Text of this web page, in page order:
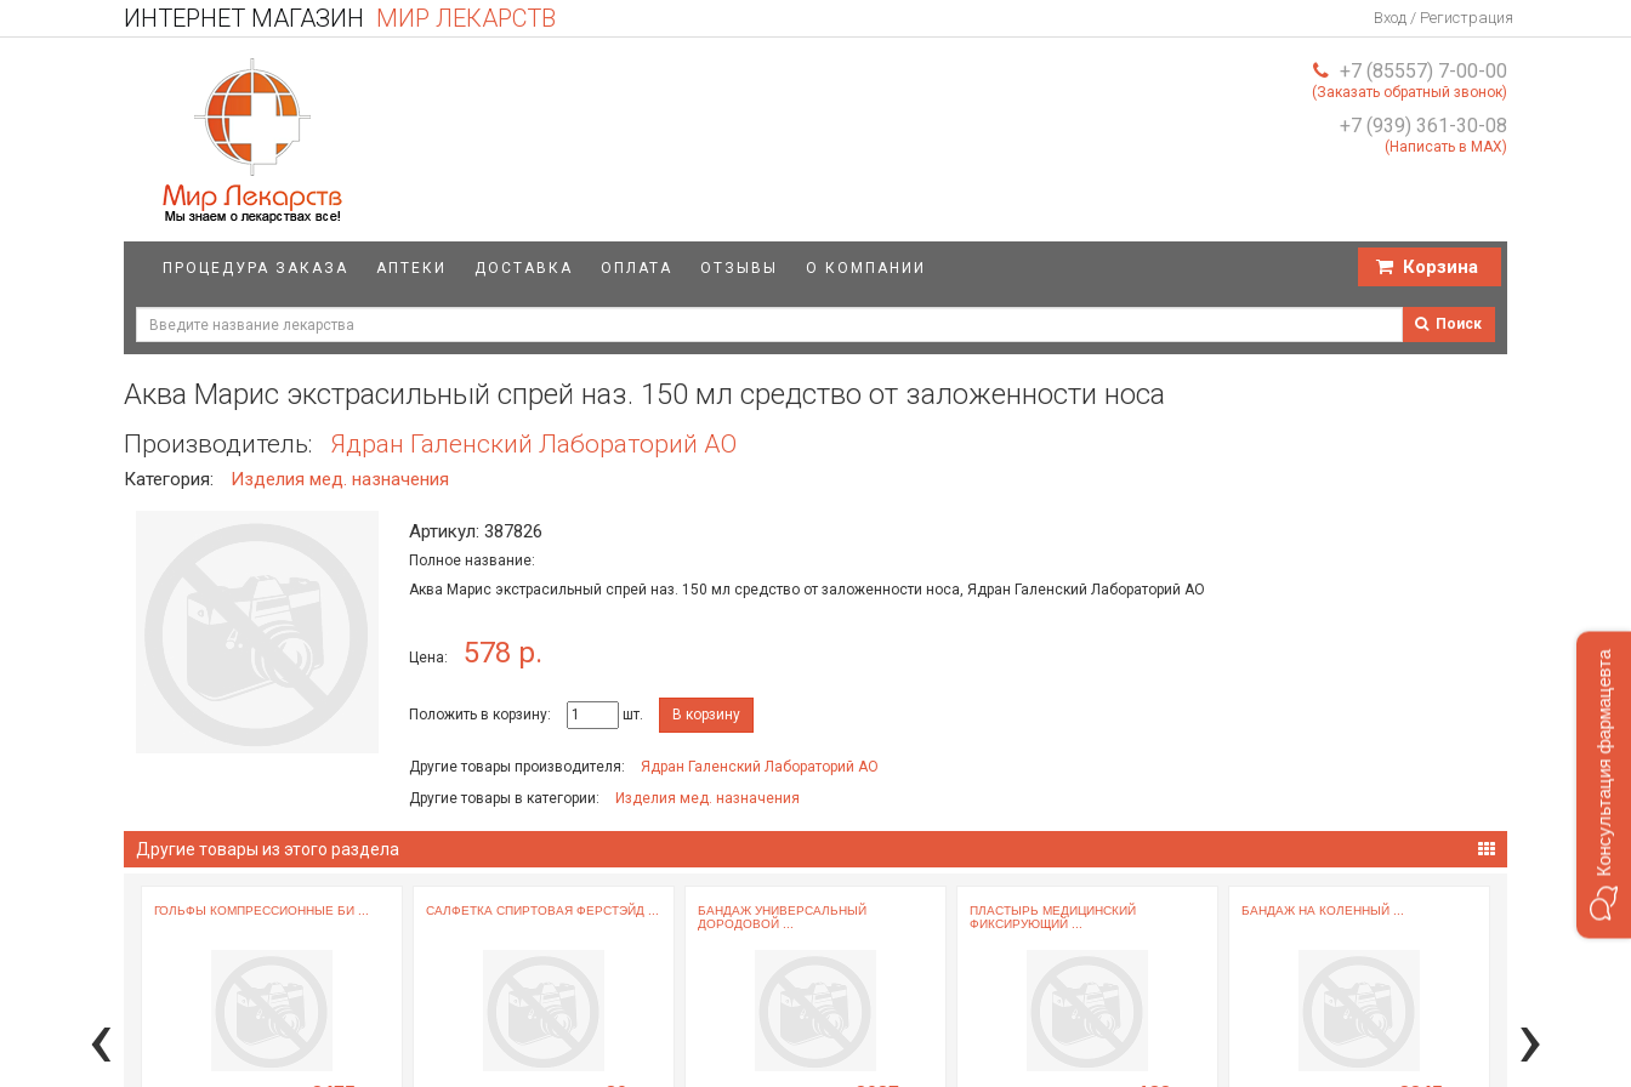
ИНТЕРНЕТ МАГАЗИН МИР ЛЕКАРСТВ Вход / Регистрация
+7 (85557) 7-00-00
(Заказать обратный звонок)
+7 (939) 361-30-08
(Написать в MAX)
ПРОЦЕДУРА ЗАКАЗА АПТЕКИ ДОСТАВКА ОПЛАТА ОТЗЫВЫ О КОМПАНИИ Корзина
Поиск
Аква Марис экстрасильный спрей наз. 150 мл средство от заложенности носа
Производитель: Ядран Галенский Лабораторий АО
Категория: Изделия мед. назначения
Артикул: 387826
Полное название:
Аква Марис экстрасильный спрей наз. 150 мл средство от заложенности носа, Ядран Галенский Лабораторий АО
Цена: 578 р.
Положить в корзину: шт. В корзину
Другие товары производителя:
Ядран Галенский Лабораторий АО
Другие товары в категории:
Изделия мед. назначения
Другие товары из этого раздела
ГОЛЬФЫ КОМПРЕССИОННЫЕ БИ ... САЛФЕТКА СПИРТОВАЯ ФЕРСТЭЙД ...
БАНДАЖ УНИВЕРСАЛЬНЫЙ
ДОРОДОВОЙ ...
ПЛАСТЫРЬ МЕДИЦИНСКИЙ
ФИКСИРУЮЩИЙ ...
БАНДАЖ НА КОЛЕННЫЙ ...
БАНДАЖ
‹ ›
Консультация фармацевта